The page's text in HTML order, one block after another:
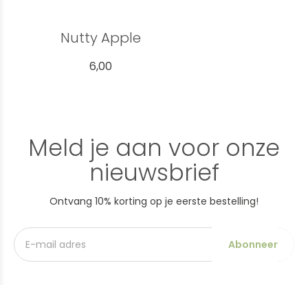
Nutty Apple
6,00
Meld je aan voor onze
nieuwsbrief
Ontvang 10% korting op je eerste bestelling!
Abonneer